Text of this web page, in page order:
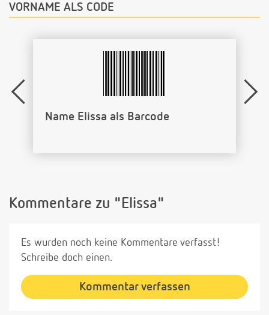
VORNAME ALS CODE
Name Elissa als Barcode
Kommentare zu "Elissa"
Es wurden noch keine Kommentare verfasst!
Schreibe doch einen.
Kommentar verfassen